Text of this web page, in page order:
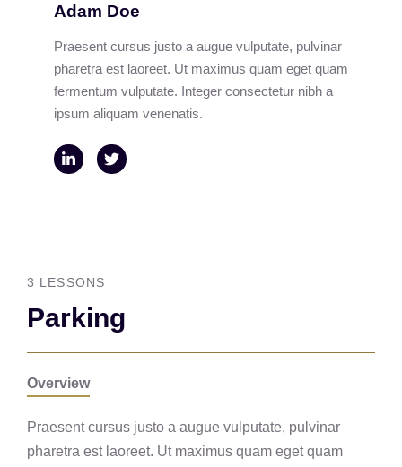
Adam Doe
Praesent cursus justo a augue vulputate, pulvinar
pharetra est laoreet. Ut maximus quam eget quam
fermentum vulputate. Integer consectetur nibh a
ipsum aliquam venenatis.
3 LESSONS
Parking
Overview
Praesent cursus justo a augue vulputate, pulvinar
pharetra est laoreet. Ut maximus quam eget quam